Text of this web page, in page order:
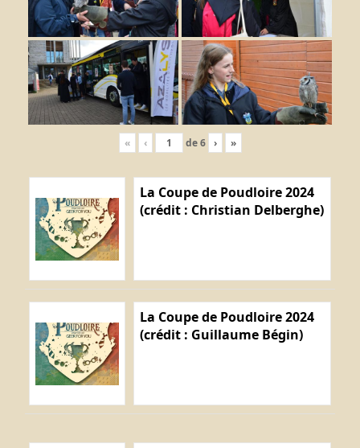
« ‹ de6 › »
La Coupe de Poudloire 2024
(crédit : Christian Delberghe)
La Coupe de Poudloire 2024
(crédit : Guillaume Bégin)